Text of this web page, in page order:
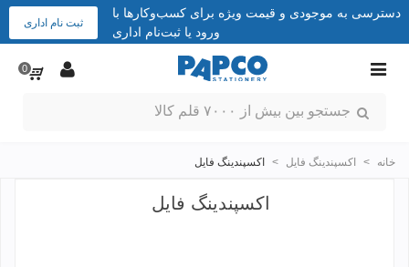
دسترسی به موجودی و قیمت ویژه برای کسب‌وکارها با
ورود یا ثبت‌نام اداری
ثبت نام اداری
0
خانه > اکسپندینگ فایل > اکسپندینگ فایل
اکسپندینگ فایل